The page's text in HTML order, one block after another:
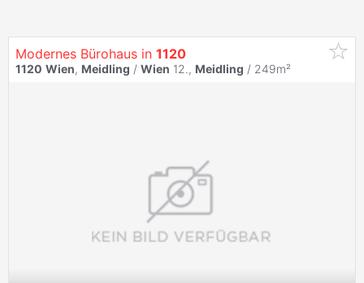
Modernes Bürohaus in 1120
1120 Wien, Meidling / Wien 12., Meidling / 249m²